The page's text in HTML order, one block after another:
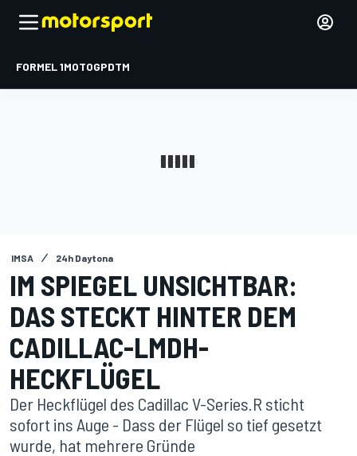
FORMEL 1MOTOGPDTM
IMSA 24h Daytona
IM SPIEGEL UNSICHTBAR:
DAS STECKT HINTER DEM
CADILLAC-LMDH-
HECKFLÜGEL
Der Heckflügel des Cadillac V-Series.R sticht
sofort ins Auge - Dass der Flügel so tief gesetzt
wurde, hat mehrere Gründe